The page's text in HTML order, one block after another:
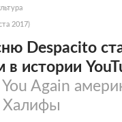
2017)
Despacito
истории
Again
Халифы